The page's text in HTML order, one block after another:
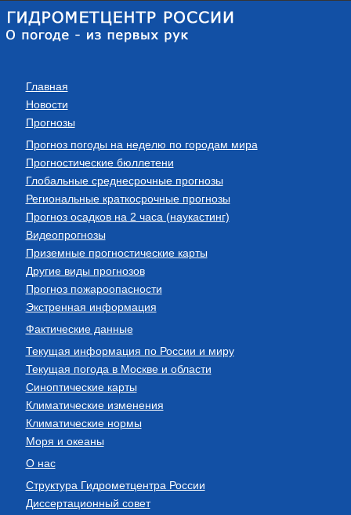
Главная
Новости
Прогнозы
Прогноз погоды на неделю по городам мира
Прогностические бюллетени
Глобальные среднесрочные прогнозы
Региональные краткосрочные прогнозы
Прогноз осадков на 2 часа (наукастинг)
Видеопрогнозы
Приземные прогностические карты
Другие виды прогнозов
Прогноз пожароопасности
Экстренная информация
Фактические данные
Текущая информация по России и миру
Текущая погода в Москве и области
Синоптические карты
Климатические изменения
Климатические нормы
Моря и океаны
О нас
Структура Гидрометцентра России
Диссертационный совет